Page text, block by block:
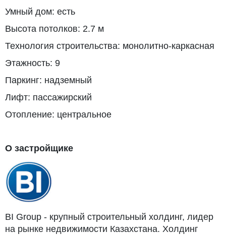
Умный дом: есть
Высота потолков: 2.7 м
Технология строительства: монолитно-каркасная
Этажность: 9
Паркинг: надземный
Лифт: пассажирский
Отопление: центральное
О застройщике
BI Group - крупный строительный холдинг, лидер
на рынке недвижимости Казахстана. Холдинг